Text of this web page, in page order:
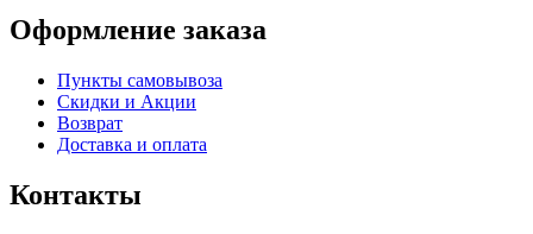
Оформление заказа
Пункты самовывоза
Скидки и Акции
Возврат
Доставка и оплата
Контакты